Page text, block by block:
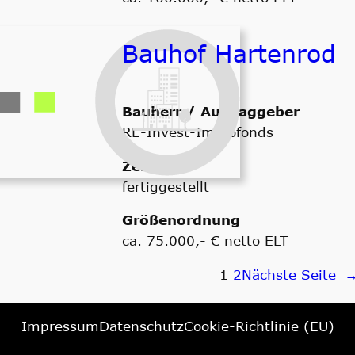
Bauhof Hartenrod
Bauherr / Auftraggeber
RE-Invest-Immofonds
Zeitraum
fertiggestellt
Größenordnung
ca. 75.000,- € netto ELT
1 2Nächste Seite
ImpressumDatenschutzCookie-Richtlinie (EU)